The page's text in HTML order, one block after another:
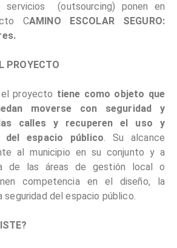
servicios (outsourcing) ponen en
CAMINO ESCOLAR SEGURO:
PROYECTO
proyecto tiene como objeto que
moverse con seguridad y
calles y recuperen el uso y
del espacio público. Su alcance
al municipio en su conjunto y a
de las áreas de gestión local o
competencia en el diseño, la
seguridad del espacio público.